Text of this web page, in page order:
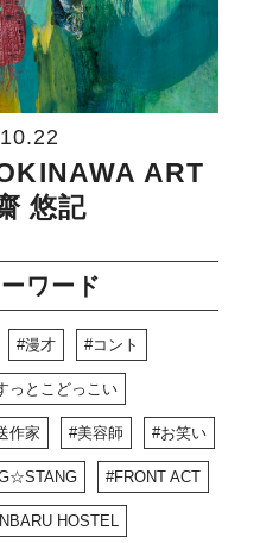
ART
悠記
ワード
漫才 コント
っとこどっこい
作家 美容師 お笑い
FRONT ACT
HOSTEL